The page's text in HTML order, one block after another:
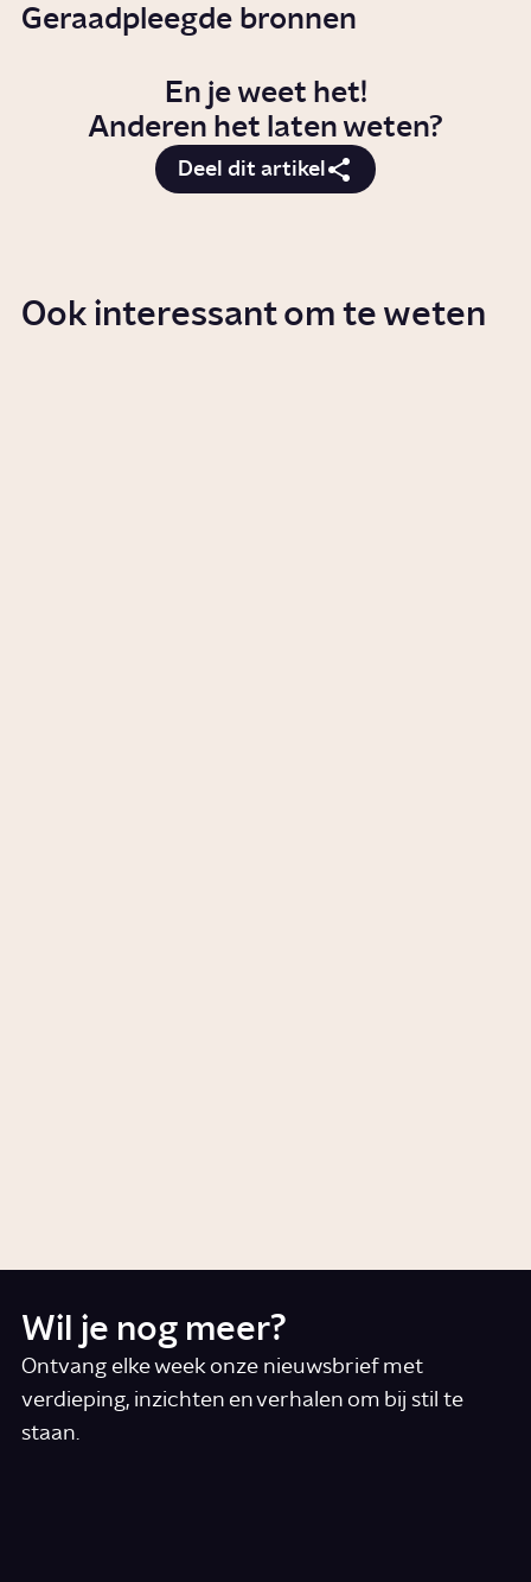
Geraadpleegde bronnen
En je weet het!
Anderen het laten weten?
Deel dit artikel
Ook interessant om te weten
Wil je nog meer?
Ontvang elke week onze nieuwsbrief met
verdieping, inzichten en verhalen om bij stil te
staan.